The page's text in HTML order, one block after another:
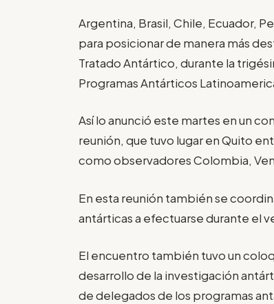
Argentina, Brasil, Chile, Ecuador,
para posicionar de manera más
Tratado Antártico, durante la
Programas Antárticos
Así lo anunció este martes en un
reunión, que tuvo lugar en Quito
como observadores Colombia,
En esta reunión también se
antárticas a efectuarse durante el
El encuentro también tuvo un
desarrollo de la investigación
de delegados de los programas